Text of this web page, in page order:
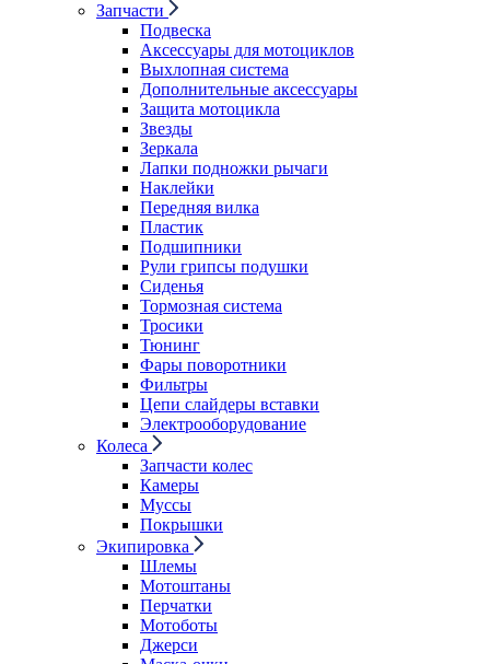
Запчасти
Подвеска
Аксессуары для мотоциклов
Выхлопная система
Дополнительные аксессуары
Защита мотоцикла
Звезды
Зеркала
Лапки подножки рычаги
Наклейки
Передняя вилка
Пластик
Подшипники
Рули грипсы подушки
Сиденья
Тормозная система
Тросики
Тюнинг
Фары поворотники
Фильтры
Цепи слайдеры вставки
Электрооборудование
Колеса
Запчасти колес
Камеры
Муссы
Покрышки
Экипировка
Шлемы
Мотоштаны
Перчатки
Мотоботы
Джерси